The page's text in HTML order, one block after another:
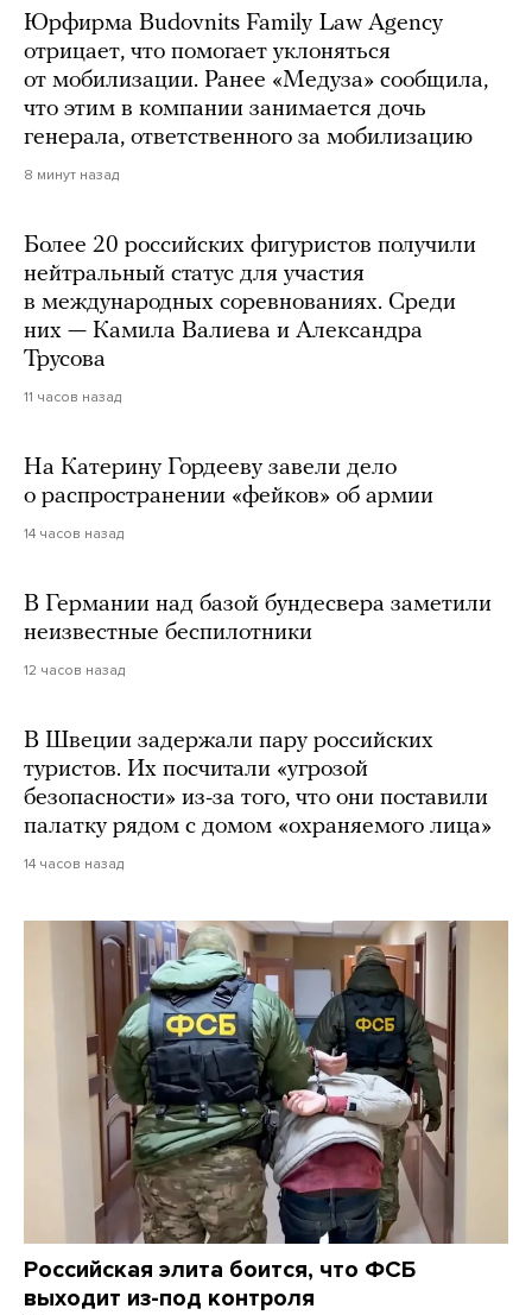
Юрфирма Budovnits Family Law Agency
отрицает, что помогает уклоняться
от мобилизации. Ранее «Медуза» сообщила,
что этим в компании занимается дочь
генерала, ответственного за мобилизацию
8 минут назад
Более 20 российских фигуристов получили
нейтральный статус для участия
в международных соревнованиях. Среди
них — Камила Валиева и Александра
Трусова
11 часов назад
На Катерину Гордееву завели дело
о распространении «фейков» об армии
14 часов назад
В Германии над базой бундесвера заметили
неизвестные беспилотники
12 часов назад
В Швеции задержали пару российских
туристов. Их посчитали «угрозой
безопасности» из-за того, что они поставили
палатку рядом с домом «охраняемого лица»
14 часов назад
Российская элита боится, что ФСБ
выходит из-под контроля